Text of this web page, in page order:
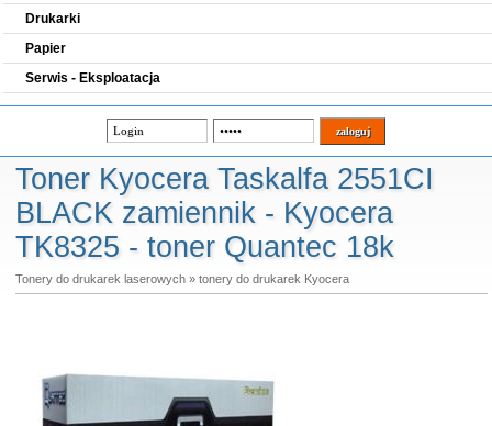
Drukarki
Papier
Serwis - Eksploatacja
Toner Kyocera Taskalfa 2551CI
BLACK zamiennik - Kyocera
TK8325 - toner Quantec 18k
Tonery do drukarek laserowych» tonery do drukarek Kyocera